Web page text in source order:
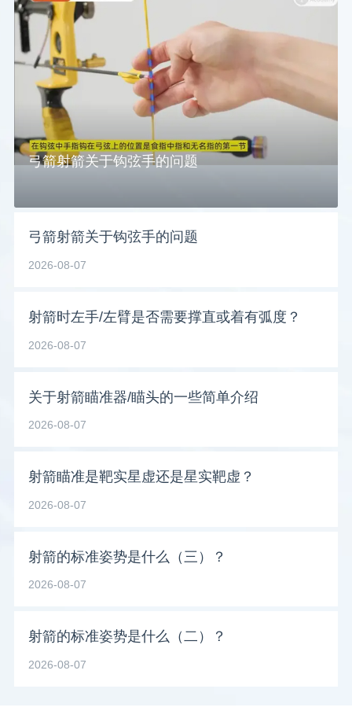
弓箭射箭关于钩弦手的问题
弓箭射箭关于钩弦手的问题
2026-08-07
射箭时左手/左臂是否需要撑直或着有弧度？
2026-08-07
关于射箭瞄准器/瞄头的一些简单介绍
2026-08-07
射箭瞄准是靶实星虚还是星实靶虚？
2026-08-07
射箭的标准姿势是什么（三）？
2026-08-07
射箭的标准姿势是什么（二）？
2026-08-07